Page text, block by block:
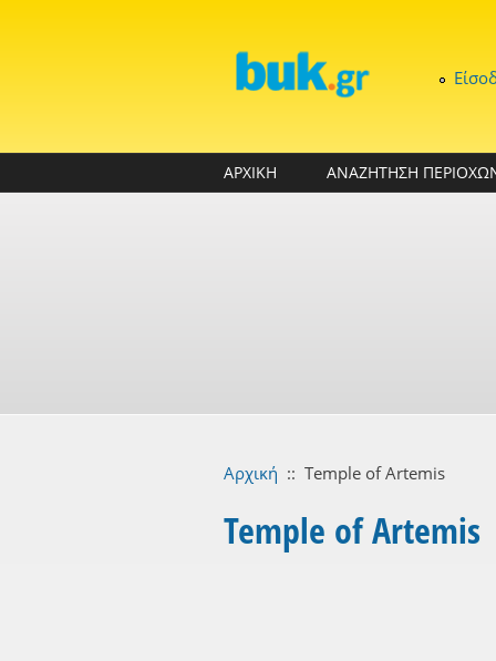
ΑΡΧΙΚΗ ΑΝΑΖΗΤΗΣΗ
Αρχική :: Temple of Artemis
Temple of Artemis